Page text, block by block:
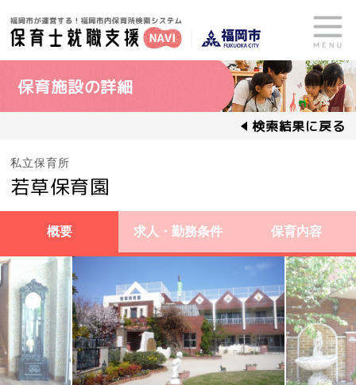
保育施設の詳細
検索結果に戻る
私立保育所
若草保育園
概要 求人・勤務条件 保育内容